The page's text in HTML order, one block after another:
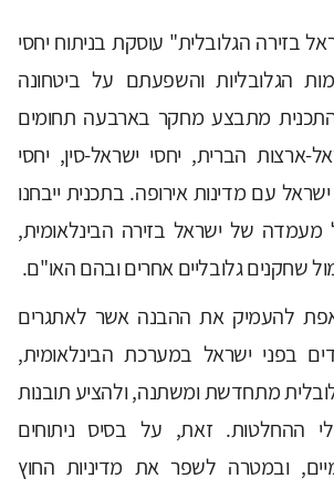
בזירה הגלובלית" עוסקת בניתוח יחסי
הגלובליות והשפעתם על ביטחונה
מתבצע מחקר בארבעה תחומים
ארצות הברית, יחסי ישראל-סין, יחסי
ישראל עם מדינות אירופה. בתכנית ייבחנו
מעמדה של ישראל בזירה הבינלאומית,
שחקנים גלובליים אחרים ובהם האו"ם.
להעמיק את ההבנה אשר לאתגרים
בפני ישראל במערכת הבינלאומית,
מתחדשת ומשתנה, ולהציע תובנות
ההחלטות. זאת, על בסיס ניתוחים
ובמטרה לשפר את מדיניות החוץ